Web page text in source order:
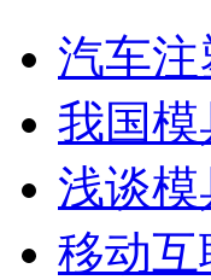
汽车
我国模
浅谈
移动